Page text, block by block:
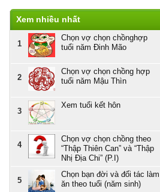
Xem nhiều nhất
1
Chọn vợ chọn chồnghợp
tuổi năm Đinh Mão
2
Chọn vợ chọn chồng hợp
tuổi năm Mậu Thìn
3
Xem tuổi kết hôn
4
Chọn vợ chọn chồng theo
“Thập Thiên Can” và “Thập
Nhị Địa Chi” (P.I)
5
Chọn bạn đời và đối tác làm
ăn theo tuổi (năm sinh)